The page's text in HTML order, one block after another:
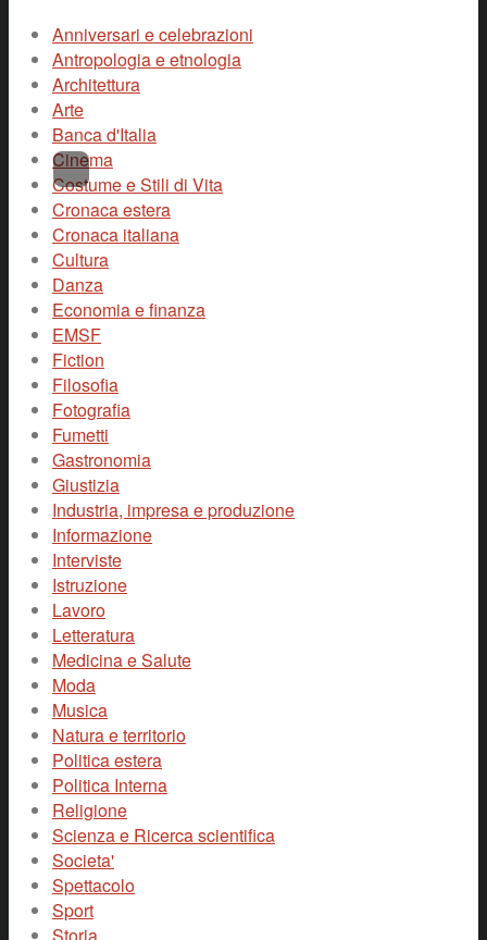
Anniversari e celebrazioni
Antropologia e etnologia
Architettura
Arte
Banca d'Italia
Cinema
Costume e Stili di Vita
Cronaca estera
Cronaca italiana
Cultura
Danza
Economia e finanza
EMSF
Fiction
Filosofia
Fotografia
Fumetti
Gastronomia
Giustizia
Industria, impresa e produzione
Informazione
Interviste
Istruzione
Lavoro
Letteratura
Medicina e Salute
Moda
Musica
Natura e territorio
Politica estera
Politica Interna
Religione
Scienza e Ricerca scientifica
Societa'
Spettacolo
Sport
Storia